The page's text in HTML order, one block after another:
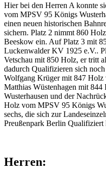
Hier bei den Herren A konnte
vom MPSV 95 Königs
einen neuen historischen
sichern. Platz 2 nimmt 860
Beeskow ein. Auf Platz 3 mit
Luckenwalder KV 1925 e.V..
Vetschau mit 850 Holz, er tritt
dadurch Qualifizieren sich
Wolfgang Krüger mit 847
Matthias Wüstenhagen mit
Wusterhausen und der
Holz vom MPSV 95 Königs
sechs, die sich zur
Preußenpark Berlin Qualifiziert
Herren: